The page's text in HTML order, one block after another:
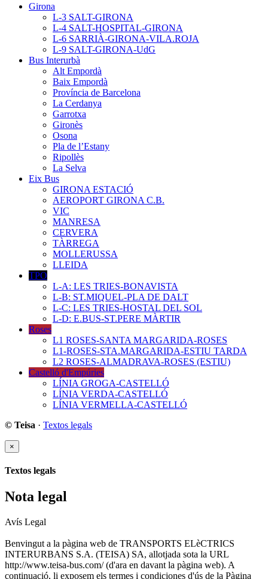
Girona
L-3 SALT-GIRONA
L-4 SALT-HOSPITAL-GIRONA
L-6 SARRIÀ-GIRONA-VILA.ROJA
L-9 SALT-GIRONA-UdG
Bus Interurbà
Alt Empordà
Baix Empordà
Província de Barcelona
La Cerdanya
Garrotxa
Gironès
Osona
Pla de l’Estany
Ripollès
La Selva
Eix Bus
GIRONA ESTACIÓ
AEROPORT GIRONA C.B.
VIC
MANRESA
CERVERA
TÀRREGA
MOLLERUSSA
LLEIDA
TPO
L-A: LES TRIES-BONAVISTA
L-B: ST.MIQUEL-PLA DE DALT
L-C: LES TRIES-HOSTAL DEL SOL
L-D: E.BUS-ST.PERE MÀRTIR
Roses
L1 ROSES-SANTA MARGARIDA-ROSES
L1-ROSES-STA.MARGARIDA-ESTIU TARDA
L2 ROSES-ALMADRAVA-ROSES (ESTIU)
Castelló d'Empúries
LÍNIA GROGA-CASTELLÓ
LÍNIA VERDA-CASTELLÓ
LÍNIA VERMELLA-CASTELLÓ
© Teisa · Textos legals
×
Textos legals
Nota legal
Avís Legal
Benvingut a la pàgina web de TRANSPORTS ELèCTRICS
INTERURBANS S.A. (TEISA) SA, allotjada sota la URL
http://www.teisa-bus.com/ (d'ara en davant la pàgina web). A
continuació, li exposem els termes i condiciones d'ús de la Pàgina